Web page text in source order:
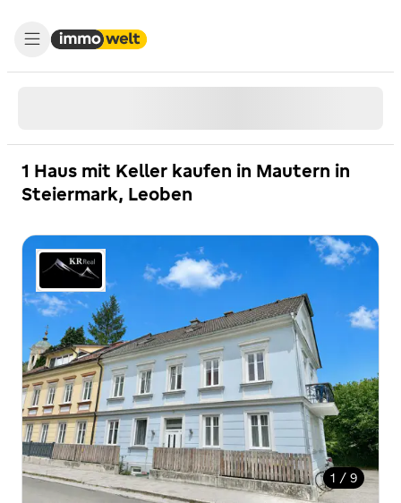
1 Haus mit Keller kaufen in Mautern in
Steiermark, Leoben
1 / 9